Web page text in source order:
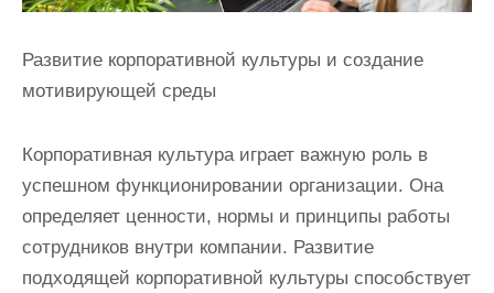
Развитие корпоративной культуры и создание
мотивирующей среды
Корпоративная культура играет важную роль в
успешном функционировании организации. Она
определяет ценности, нормы и принципы работы
сотрудников внутри компании. Развитие
подходящей корпоративной культуры способствует